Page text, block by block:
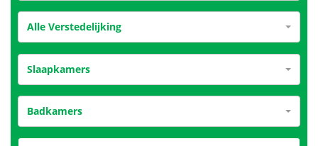
Alle Verstedelijking
Slaapkamers
Badkamers